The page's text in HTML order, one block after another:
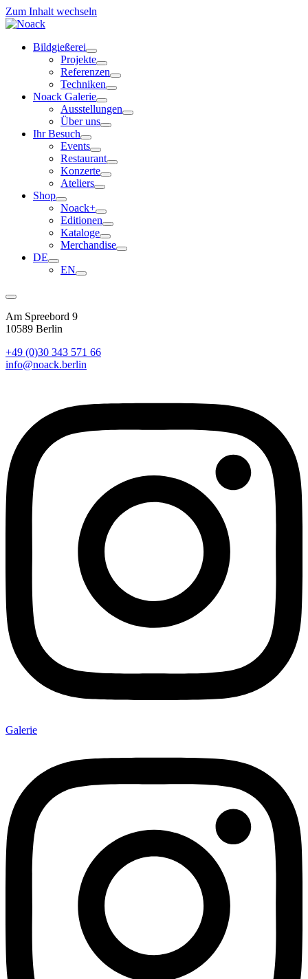
Zum Inhalt wechseln
Bildgießerei
Projekte
Referenzen
Techniken
Noack Galerie
Ausstellungen
Über uns
Ihr Besuch
Events
Restaurant
Konzerte
Ateliers
Shop
Noack+
Editionen
Kataloge
Merchandise
DE
EN
Am Spreebord 9
10589 Berlin
+49 (0)30 343 571 66
info@noack.berlin
Galerie